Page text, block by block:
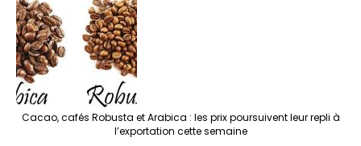
Cacao, cafés Robusta et Arabica : les prix poursuivent leur repli à
l’exportation cette semaine